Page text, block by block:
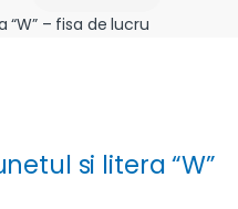
– fisa de lucru
si litera “W”